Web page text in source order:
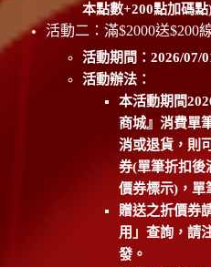
本點數+200點加碼點
活動二：滿$2000送$200
活動期間：2026/07/
活動辦法：
本活動期間
商城』消費單
消或退貨，則
券(單筆折扣後
價券標示)，單
贈送之折價券
用」查詢，請
發。